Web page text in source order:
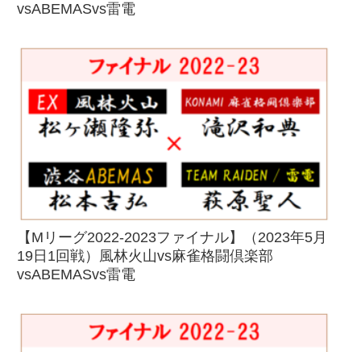
vsABEMASvs雷電
【Mリーグ2022-2023ファイナル】（2023年5月
19日1回戦）風林火山vs麻雀格闘倶楽部
vsABEMASvs雷電